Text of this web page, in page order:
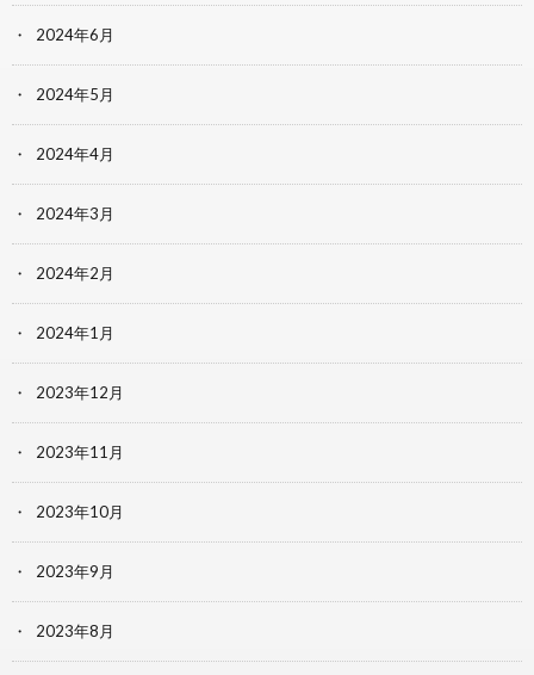
2024年6月
2024年5月
2024年4月
2024年3月
2024年2月
2024年1月
2023年12月
2023年11月
2023年10月
2023年9月
2023年8月